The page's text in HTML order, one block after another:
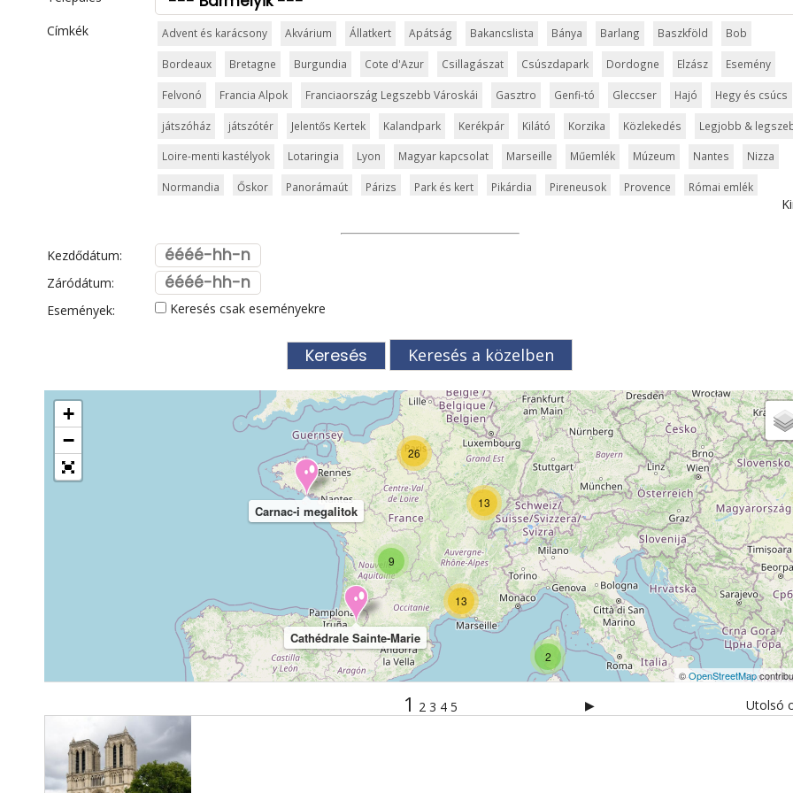
Címkék
Advent és karácsony Akvárium Állatkert Apátság Bakancslista Bánya Barlang Baszkföld Bob
Bordeaux Bretagne Burgundia Cote d'Azur Csillagászat Csúszdapark Dordogne Elzász Esemény
Felvonó Francia Alpok Franciaország Legszebb Városkái Gasztro Genfi-tó Gleccser Hajó Hegy és csúcs
játszóház játszótér Jelentős Kertek Kalandpark Kerékpár Kilátó Korzika Közlekedés Legjobb &
Loire-menti kastélyok Lotaringia Lyon Magyar kapcsolat Marseille Műemlék Múzeum Nantes Nizza
Normandia Őskor Panorámaút Párizs Park és kert Pikárdia Pireneusok Provence Római emlék
Templom és kolostor
Városkalauzok
Kezdődátum:
Záródátum:
Események:
Keresés csak eseményekre
Keresés a közelben
2
9
13
13
26
Cathédrale Sainte-Marie
Carnac-i megalitok
+
−
©OpenStreetMap
1 2 3 4 5 ▶ Utolsó